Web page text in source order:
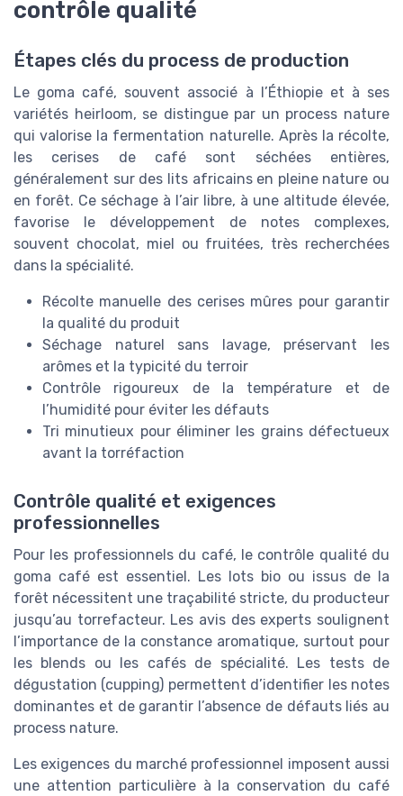
contrôle qualité
Étapes clés du process de production
Le goma café, souvent associé à l’Éthiopie et à ses
variétés heirloom, se distingue par un process nature
qui valorise la fermentation naturelle. Après la récolte,
les cerises de café sont séchées entières,
généralement sur des lits africains en pleine nature ou
en forêt. Ce séchage à l’air libre, à une altitude élevée,
favorise le développement de notes complexes,
souvent chocolat, miel ou fruitées, très recherchées
dans la spécialité.
Récolte manuelle des cerises mûres pour garantir
la qualité du produit
Séchage naturel sans lavage, préservant les
arômes et la typicité du terroir
Contrôle rigoureux de la température et de
l’humidité pour éviter les défauts
Tri minutieux pour éliminer les grains défectueux
avant la torréfaction
Contrôle qualité et exigences
professionnelles
Pour les professionnels du café, le contrôle qualité du
goma café est essentiel. Les lots bio ou issus de la
forêt nécessitent une traçabilité stricte, du producteur
jusqu’au torrefacteur. Les avis des experts soulignent
l’importance de la constance aromatique, surtout pour
les blends ou les cafés de spécialité. Les tests de
dégustation (cupping) permettent d’identifier les notes
dominantes et de garantir l’absence de défauts liés au
process nature.
Les exigences du marché professionnel imposent aussi
une attention particulière à la conservation du café